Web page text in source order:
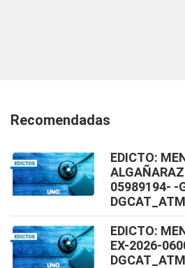
Recomendadas
EDICTO:
05989194- -
EDICTO:
EX-2026-